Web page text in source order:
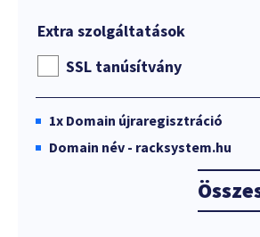
Extra szolgáltatások
SSL tanúsítvány
1x Domain újraregisztráció
Domain név - racksystem.hu